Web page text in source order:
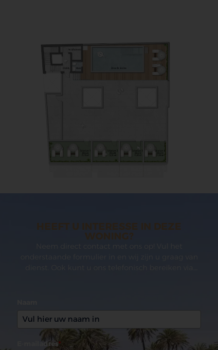
HEEFT U INTERESSE IN DEZE
WONING?
E-mailadres*